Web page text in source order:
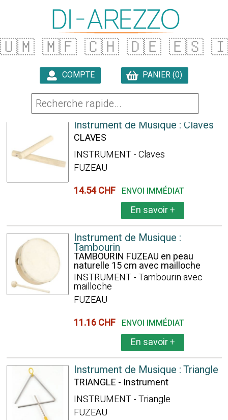
🇺🇲 🇲🇫 🇨🇭 🇩🇪 🇪🇸
COMPTE PANIER (0)
22 ARTICLES TROUVÉS
Instrument de Musique : Claves
CLAVES
INSTRUMENT - Claves
FUZEAU
14.54 CHF ENVOI IMMÉDIAT
En savoir+
Instrument de Musique :
Tambourin
TAMBOURIN FUZEAU en peau
naturelle 15 cm avec mailloche
INSTRUMENT - Tambourin avec
mailloche
FUZEAU
11.16 CHF ENVOI IMMÉDIAT
En savoir+
Instrument de Musique : Triangle
TRIANGLE - Instrument
INSTRUMENT - Triangle
FUZEAU